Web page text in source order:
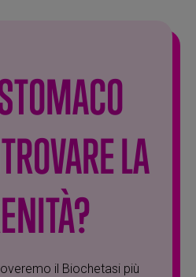
LA
il Biochetasi più